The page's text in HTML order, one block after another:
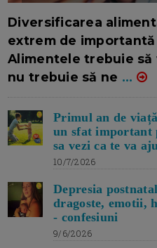
Diversificarea
extrem de
Alimentele trebuie
nu trebuie să ne ...
Primul an de
un sfat important
sa vezi ca te va
10/7/2026
Depresia
dragoste, emotii,
- confesiuni
9/6/2026